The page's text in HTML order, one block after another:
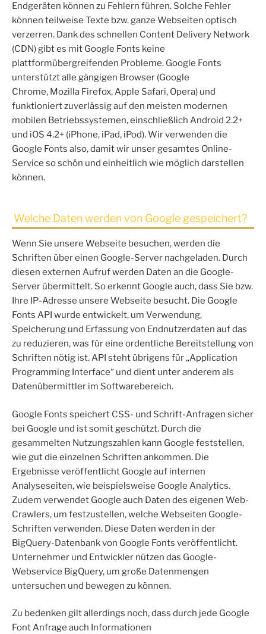
Endgeräten können zu Fehlern führen. Solche Fehler
können teilweise Texte bzw. ganze Webseiten optisch
verzerren. Dank des schnellen Content Delivery Network
(CDN) gibt es mit Google Fonts keine
plattformübergreifenden Probleme. Google Fonts
unterstützt alle gängigen Browser (Google
Chrome, Mozilla Firefox, Apple Safari, Opera) und
funktioniert zuverlässig auf den meisten modernen
mobilen Betriebssystemen, einschließlich Android 2.2+
und iOS 4.2+ (iPhone, iPad, iPod). Wir verwenden die
Google Fonts also, damit wir unser gesamtes Online-
Service so schön und einheitlich wie möglich darstellen
können.
Welche Daten werden von Google gespeichert?
Wenn Sie unsere Webseite besuchen, werden die
Schriften über einen Google-Server nachgeladen. Durch
diesen externen Aufruf werden Daten an die Google-
Server übermittelt. So erkennt Google auch, dass Sie bzw.
Ihre IP-Adresse unsere Webseite besucht. Die Google
Fonts API wurde entwickelt, um Verwendung,
Speicherung und Erfassung von Endnutzerdaten auf das
zu reduzieren, was für eine ordentliche Bereitstellung von
Schriften nötig ist. API steht übrigens für „Application
Programming Interface“ und dient unter anderem als
Datenübermittler im Softwarebereich.
Google Fonts speichert CSS- und Schrift-Anfragen sicher
bei Google und ist somit geschützt. Durch die
gesammelten Nutzungszahlen kann Google feststellen,
wie gut die einzelnen Schriften ankommen. Die
Ergebnisse veröffentlicht Google auf internen
Analyseseiten, wie beispielsweise Google Analytics.
Zudem verwendet Google auch Daten des eigenen Web-
Crawlers, um festzustellen, welche Webseiten Google-
Schriften verwenden. Diese Daten werden in der
BigQuery-Datenbank von Google Fonts veröffentlicht.
Unternehmer und Entwickler nützen das Google-
Webservice BigQuery, um große Datenmengen
untersuchen und bewegen zu können.
Zu bedenken gilt allerdings noch, dass durch jede Google
Font Anfrage auch Informationen